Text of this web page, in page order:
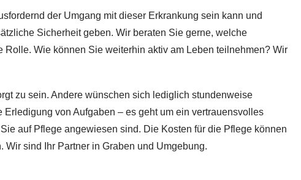
der Umgang mit dieser Erkrankung sein kann und
Sicherheit geben. Wir beraten Sie gerne, welche
Wie können Sie weiterhin aktiv am Leben teilnehmen? Wir
zu sein. Andere wünschen sich lediglich stundenweise
von Aufgaben – es geht um ein vertrauensvolles
auf Pflege angewiesen sind. Die Kosten für die Pflege können
sind Ihr Partner in Graben und Umgebung.